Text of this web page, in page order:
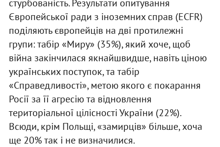
стурбованість. Результати опитування
Європейської ради з іноземних справ (ECFR)
поділяють європейців на дві протилежні
групи: табір «Миру» (35%), який хоче, щоб
війна закінчилася якнайшвидше, навіть ціною
українських поступок, та табір
«Справедливості», метою якого є покарання
Росії за її агресію та відновлення
територіальної цілісності України (22%).
Всюди, крім Польщі, «замирців» більше, хоча
ще 20% так і не визначилися.